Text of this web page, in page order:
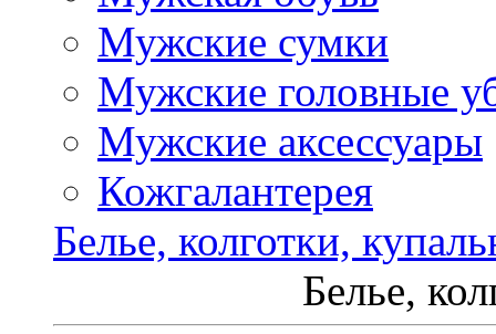
Мужские сумки
Мужские головные
Мужские аксессуары
Кожгалантерея
Белье, колготки,
Белье,